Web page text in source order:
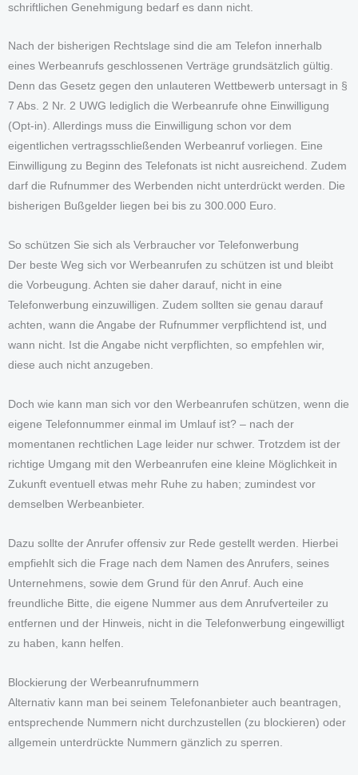
schriftlichen Genehmigung bedarf es dann nicht.
Nach der bisherigen Rechtslage sind die am Telefon innerhalb
eines Werbeanrufs geschlossenen Verträge grundsätzlich gültig.
Denn das Gesetz gegen den unlauteren Wettbewerb untersagt in §
7 Abs. 2 Nr. 2 UWG lediglich die Werbeanrufe ohne Einwilligung
(Opt-in). Allerdings muss die Einwilligung schon vor dem
eigentlichen vertragsschließenden Werbeanruf vorliegen. Eine
Einwilligung zu Beginn des Telefonats ist nicht ausreichend. Zudem
darf die Rufnummer des Werbenden nicht unterdrückt werden. Die
bisherigen Bußgelder liegen bei bis zu 300.000 Euro.
So schützen Sie sich als Verbraucher vor Telefonwerbung
Der beste Weg sich vor Werbeanrufen zu schützen ist und bleibt
die Vorbeugung. Achten sie daher darauf, nicht in eine
Telefonwerbung einzuwilligen. Zudem sollten sie genau darauf
achten, wann die Angabe der Rufnummer verpflichtend ist, und
wann nicht. Ist die Angabe nicht verpflichten, so empfehlen wir,
diese auch nicht anzugeben.
Doch wie kann man sich vor den Werbeanrufen schützen, wenn die
eigene Telefonnummer einmal im Umlauf ist? – nach der
momentanen rechtlichen Lage leider nur schwer. Trotzdem ist der
richtige Umgang mit den Werbeanrufen eine kleine Möglichkeit in
Zukunft eventuell etwas mehr Ruhe zu haben; zumindest vor
demselben Werbeanbieter.
Dazu sollte der Anrufer offensiv zur Rede gestellt werden. Hierbei
empfiehlt sich die Frage nach dem Namen des Anrufers, seines
Unternehmens, sowie dem Grund für den Anruf. Auch eine
freundliche Bitte, die eigene Nummer aus dem Anrufverteiler zu
entfernen und der Hinweis, nicht in die Telefonwerbung eingewilligt
zu haben, kann helfen.
Blockierung der Werbeanrufnummern
Alternativ kann man bei seinem Telefonanbieter auch beantragen,
entsprechende Nummern nicht durchzustellen (zu blockieren) oder
allgemein unterdrückte Nummern gänzlich zu sperren.